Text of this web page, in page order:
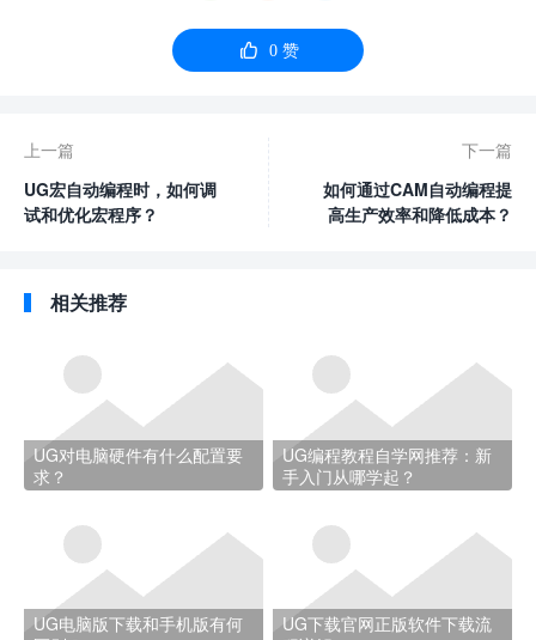
 0赞
上一篇
UG宏自动编程时，如何调
试和优化宏程序？
下一篇
如何通过CAM自动编程提
高生产效率和降低成本？
相关推荐
UG对电脑硬件有什么配置要
求？
UG编程教程自学网推荐：新
手入门从哪学起？
UG电脑版下载和手机版有何
UG下载官网正版软件下载流